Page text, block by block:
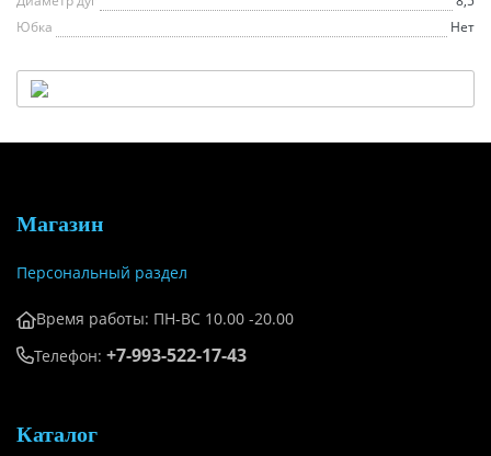
Юбка
Нет
Магазин
Персональный раздел
Время работы: ПН-ВС 10.00 -20.00
Телефон: +7-993-522-17-43
Каталог